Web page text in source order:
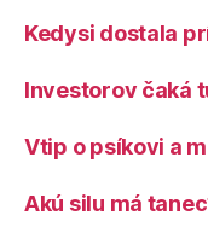
Kedysi dostala
Investorov čaká
Vtip o psíkovi a
Akú silu má